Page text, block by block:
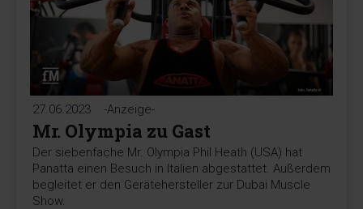
27.06.2023 -Anzeige-
Mr. Olympia zu Gast
Der siebenfache Mr. Olympia Phil Heath (USA) hat
Panatta einen Besuch in Italien abgestattet. Außerdem
begleitet er den Gerätehersteller zur Dubai Muscle
Show.